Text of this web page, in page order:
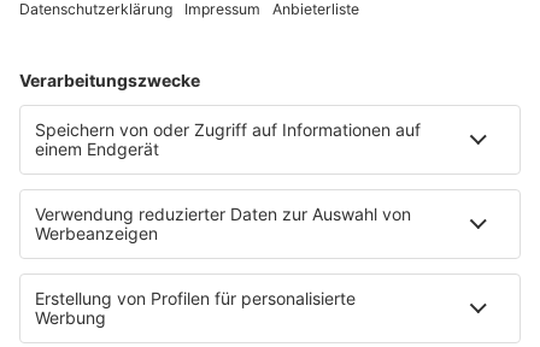
Comedy
Wetter
Verkehr
PODCASTS
Zufall: Wenn ein Moment alles verändert
Küsten-Köppe mit Frank Bremser
Blaulicht. Der Helfer-Podcast
Neues von der Märchenküste